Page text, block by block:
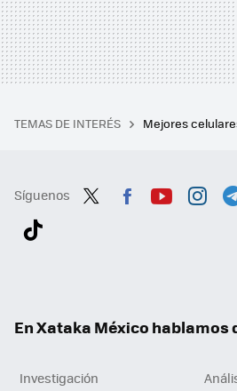
TEMAS DE INTERÉS Mejores
Síguenos
En Xataka México hablamos
Investigación